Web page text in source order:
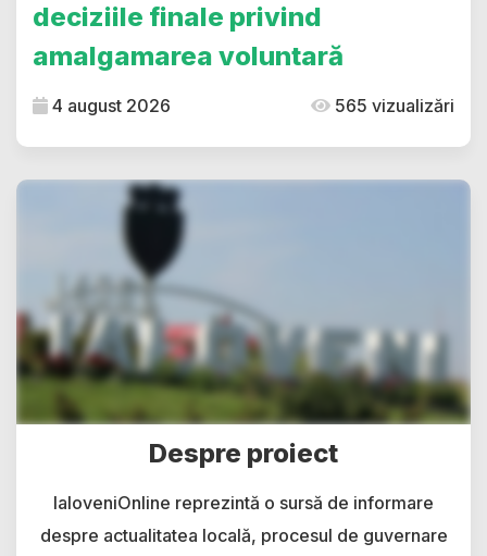
deciziile finale privind
amalgamarea voluntară
4 august 2026 565 vizualizări
Despre proiect
IaloveniOnline reprezintă o sursă de informare
despre actualitatea locală, procesul de guvernare